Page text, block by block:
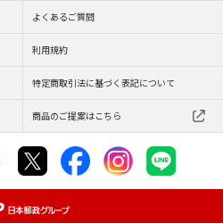
よくあるご質問
利用規約
特定商取引法に基づく表記について
商品のご提案はこちら